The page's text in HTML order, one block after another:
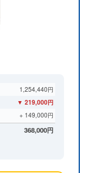
1,254,440円
▼ 219,000円
+ 149,000円
368,000円